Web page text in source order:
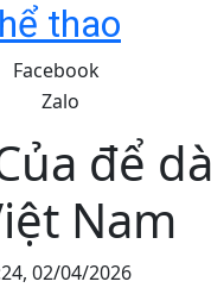
thao
Facebook
Zalo
để
Nam
02/04/2026